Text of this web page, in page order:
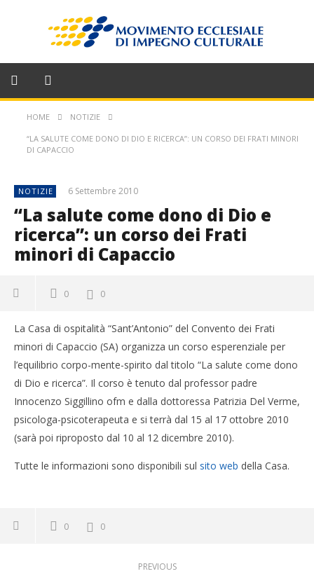
HOME NOTIZIE
“LA SALUTE COME DONO DI DIO E RICERCA”: UN CORSO DEI FRATI MINORI
DI CAPACCIO
NOTIZIE 6 Settembre 2010
“La salute come dono di Dio e
ricerca”: un corso dei Frati
minori di Capaccio
0 0
La Casa di ospitalità “Sant’Antonio” del Convento dei Frati
minori di Capaccio (SA) organizza un corso esperenziale per
l’equilibrio corpo-mente-spirito dal titolo “La salute come dono
di Dio e ricerca”. Il corso è tenuto dal professor padre
Innocenzo Siggillino ofm e dalla dottoressa Patrizia Del Verme,
psicologa-psicoterapeuta e si terrà dal 15 al 17 ottobre 2010
(sarà poi riproposto dal 10 al 12 dicembre 2010).
Tutte le informazioni sono disponibili sul sito web della Casa.
0 0
PREVIOUS